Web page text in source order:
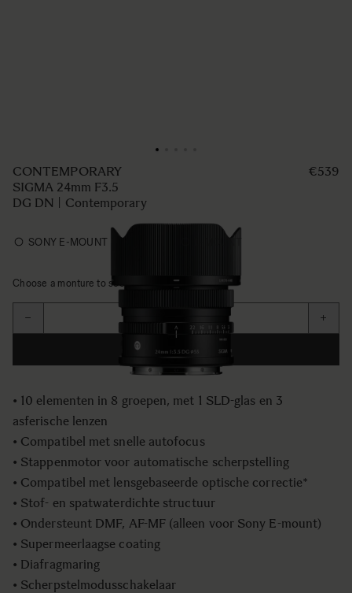
CONTEMPORARY
SIGMA 24mm F3.5
DG DN | Contemporary
€539
SONY E-MOUNT
Choose a monture to see availability
− +
IN WINKELWAGEN
• 10 elementen in 8 groepen, met 1 SLD-glas en 3
asferische lenzen
• Compatibel met snelle autofocus
• Stappenmotor voor automatische scherpstelling
• Compatibel met lensgebaseerde optische correctie*
• Stof- en spatwaterdichte structuur
• Ondersteunt DMF, AF-MF (alleen voor Sony E-mount)
• Supermeerlaagse coating
• Diafragmaring
• Scherpstelmodusschakelaar